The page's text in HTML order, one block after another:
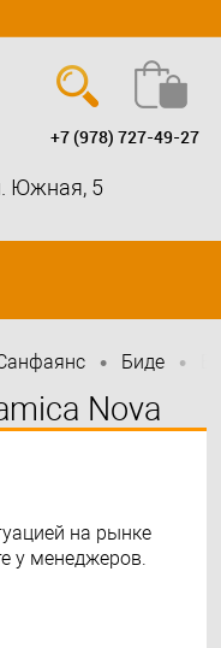
+7 (978) 727-49-27
Южная, 5
• Биде •
Nova
на рынке
у менеджеров.